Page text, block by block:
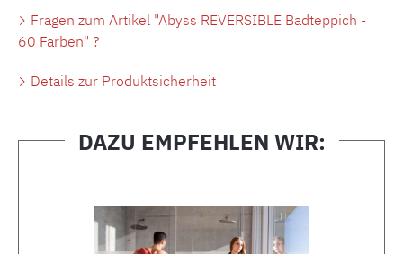
Fragen zum Artikel "Abyss REVERSIBLE Badteppich -
60 Farben" ?
Details zur Produktsicherheit
DAZU EMPFEHLEN WIR: